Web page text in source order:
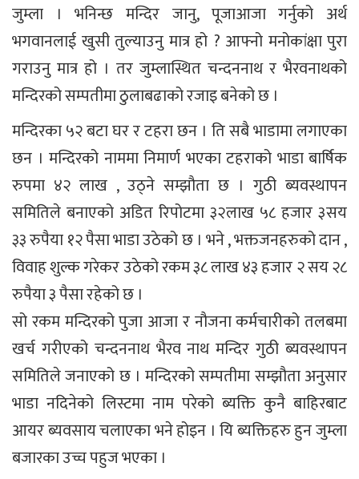
जुम्ला । भनिन्छ मन्दिर जानु, पूजाआजा गर्नुको अर्थ
भगवानलाई खुसी तुल्याउनु मात्र हो ? आफ्नो मनोकांक्षा पुरा
गराउनु मात्र हो । तर जुम्लास्थित चन्दननाथ र भैरवनाथको
मन्दिरको सम्पतीमा ठुलाबढाको रजाइ बनेको छ ।
मन्दिरका ५२ बटा घर र टहरा छन । ति सबै भाडामा लगाएका
छन । मन्दिरको नाममा निमार्ण भएका टहराको भाडा बार्षिक
रुपमा ४२ लाख , उठ्ने सम्झौता छ । गुठी ब्यवस्थापन
समितिले बनाएको अडित रिपोटमा ३२लाख ५८ हजार ३सय
३३ रुपैया १२ पैसा भाडा उठेको छ । भने , भक्तजनहरुको दान ,
विवाह शुल्क गरेकर उठेको रकम ३८ लाख ४३ हजार २ सय २८
रुपैया ३ पैसा रहेको छ ।
सो रकम मन्दिरको पुजा आजा र नौजना कर्मचारीको तलबमा
खर्च गरीएको चन्दननाथ भैरव नाथ मन्दिर गुठी ब्यवस्थापन
समितिले जनाएको छ । मन्दिरको सम्पतीमा सम्झौता अनुसार
भाडा नदिनेको लिस्टमा नाम परेको ब्यक्ति कुनै बाहिरबाट
आयर ब्यवसाय चलाएका भने होइन । यि ब्यक्तिहरु हुन जुम्ला
बजारका उच्च पहुज भएका ।